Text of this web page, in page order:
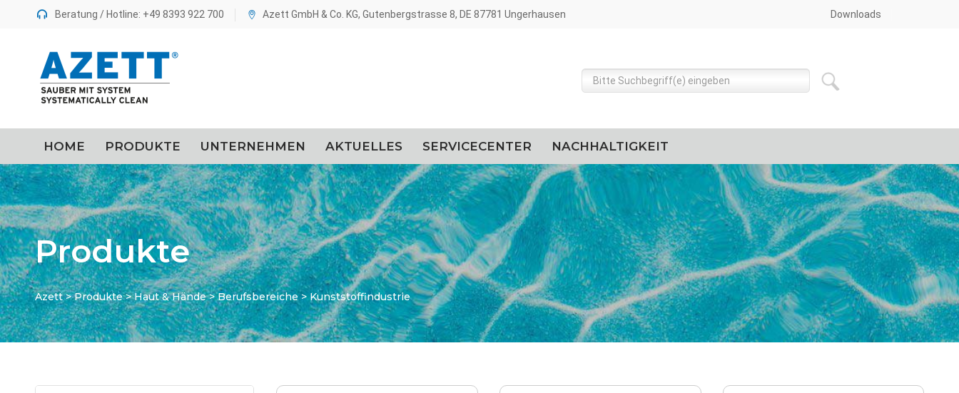
springen
Beratung / Hotline: +49 8393 922 700 Azett GmbH & Co. KG, Gutenbergstrasse 8, DE 87781 Ungerhausen Downloads
HOME PRODUKTE UNTERNEHMEN AKTUELLES SERVICECENTER NACHHALTIGKEIT
Produkte
Azett>Produkte>Haut & Hände>Berufsbereiche>Kunststoffindustrie